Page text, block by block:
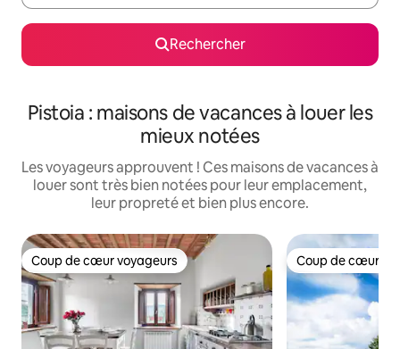
Rechercher
Pistoia : maisons de vacances à louer les
mieux notées
Les voyageurs approuvent ! Ces maisons de vacances à
louer sont très bien notées pour leur emplacement,
leur propreté et bien plus encore.
Coup de cœur voyageurs
Coup de cœur voyageurs Coup de cœur
Coup de cœur